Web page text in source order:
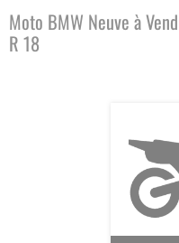
Moto BMW Neuve à
R 18